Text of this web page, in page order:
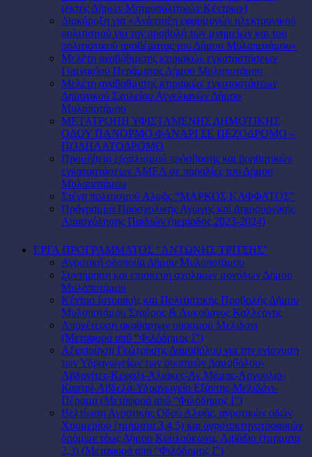
(εκτός Δήμων Μητροπολιτικών Κέντρων)
Διακήρυξη για «Ανάπτυξη εφαρμογών ηλεκτρονικού
πολιτισμού για την προβολή των μνημείων και του
πολιτιστικού αποθέματος του Δήμου Μυλοποτάμου»
Μελέτη αναβάθμισης κτιριακών εγκαταστάσεων
Γυμνασίου Περάματος Δήμου Μυλοποτάμου
Μελέτη αναβάθμισης κτιριακών εγκαταστάσεων
Δημοτικού Σχολείου Αγγελιανών Δήμου
Μυλοποτάμου
ΜΕΤΑΤΡΟΠΗ ΥΦΙΣΤΑΜΕΝΗΣ ΔΗΜΟΤΙΚΗΣ
ΟΔΟΥ ΠΑΝΟΡΜΟ ΦΑΝΑΡΙ ΣΕ ΠΕΖΟΔΡΟΜΟ –
ΠΟΔΗΛΑΤΟΔΡΟΜΟ
Προμήθεια εξοπλισμού πρόσβασης και βοηθητικών
εγκαταστάσεων ΑΜΕΑ σε παραλίες του Δήμου
Μυλοποτάμου
Στέγη πολιτισμού Αλφάς “ΜΑΡΚΟΣ ΚΑΦΦΑΤΟΣ”
Πρόγραμμα Προσχολικής Αγωγής και Δημιουργικής
Απασχόλησης Παιδιών (περίοδος 2023-2024)
ΕΡΓΑ ΠΡΟΓΡΑΜΜΑΤΟΣ “ΑΝΤΩΝΗΣ ΤΡΙΤΣΗΣ”
Αγροτική οδοποιία Δήμου Μυλοποτάμου
Συντήρηση και επισκευή σχολικών μονάδων Δήμου
Μυλοποτάμου
Κέντρο Ιστορικής και Πολιτιστικής Προβολής Δήμου
Μυλοποτάμου Σταύρος & Λυκούργος Καλλέργης
Αποχέτευση ακαθάρτων οικισμού Μελιδόνι
(Μεταφορά από “Φιλόδημος Ι”)
Αξιοποίηση Γεώτρησης Δαμοβόλου για την ενίσχυση
των Υδραγωγείων των οικισμών Δαμοβόλου-
Αβδανίτες-Κεφάλι-Αλιάκες-Αγ.Μάμας-Αργουλιό-
Καστρί-Αβδελά-Υδραγωγείο Εξάντης-Μελιδόνι-
Πέραμα (Μεταφορά από “Φιλόδημος Ι”)
Βελτίωση Αγροτικής Οδού Αλφάς, αγροτικών οδών
Χουμερίου (τμήματα 3,4,5) και αγροτοκτηνοτροφικών
δρόμων τέως Δήμου Κουλούκωνα, Λιβάδια (τμήματα
2,3) (Μεταφορά από “Φιλόδημος Ι”)